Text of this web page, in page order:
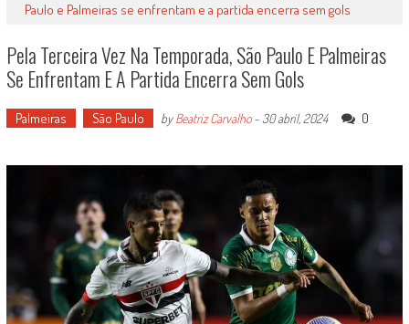
Paulo e Palmeiras se enfrentam e a partida encerra sem gols
Pela Terceira Vez Na Temporada, São Paulo E Palmeiras
Se Enfrentam E A Partida Encerra Sem Gols
Palmeiras São Paulo byBeatriz Carvalho- 30 abril, 2024 0